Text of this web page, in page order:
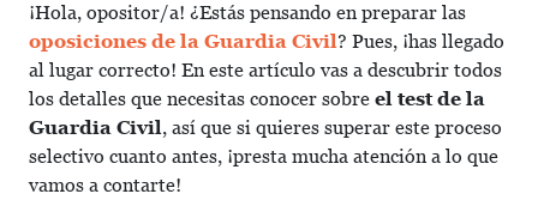
¡Hola, opositor/a! ¿Estás pensando en preparar las
oposiciones de la Guardia Civil? Pues, ¡has llegado
al lugar correcto! En este artículo vas a descubrir todos
los detalles que necesitas conocer sobre el test de la
Guardia Civil, así que si quieres superar este proceso
selectivo cuanto antes, ¡presta mucha atención a lo que
vamos a contarte!